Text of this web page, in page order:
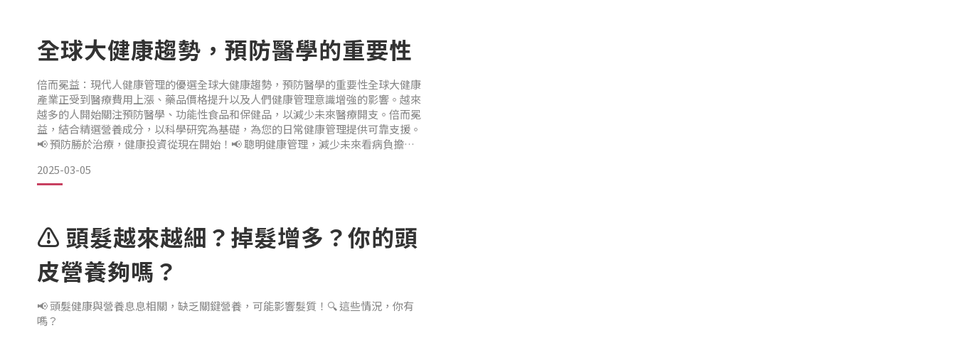
✅ 協助維持腸道微生態平衡「冕益金三角」配方專為現代人設計，結合高純度乳
的營養補充，幫助忙碌族群輕鬆補足每日所需。 【乳鐵蛋白與益生菌的協作作
用】
✅ 幫助維持免疫健康：
全球大健康趨勢，預防醫學的重要性
倍而冕益：現代人健康管理的優選全球大健康趨勢，預防醫學的重要性全球大健康
產業正受到醫療費用上漲、藥品價格提升以及人們健康管理意識增強的影響。越來
越多的人開始關注預防醫學、功能性食品和保健品，以減少未來醫療開支。倍而冕
益，結合精選營養成分，以科學研究為基礎，為您的日常健康管理提供可靠支援。
📢 預防勝於治療，健康投資從現在開始！📢 聰明健康管理，減少未來看病負擔📢
決方案：透過科學營養補充，支持健康管理，從日常養成良好生活習慣
2025-03-05
⚠️ 頭髮越來越細？掉髮增多？你的頭
皮營養夠嗎？
📢 頭髮健康與營養息息相關，缺乏關鍵營養，可能影響髮質！🔍 這些情況，你有
嗎？